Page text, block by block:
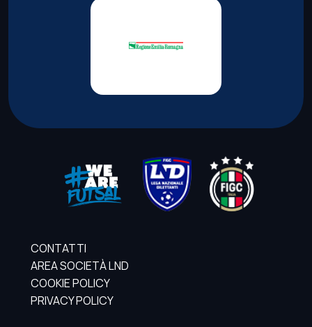
CONTATTI
AREA SOCIETÀ LND
COOKIE POLICY
PRIVACY POLICY